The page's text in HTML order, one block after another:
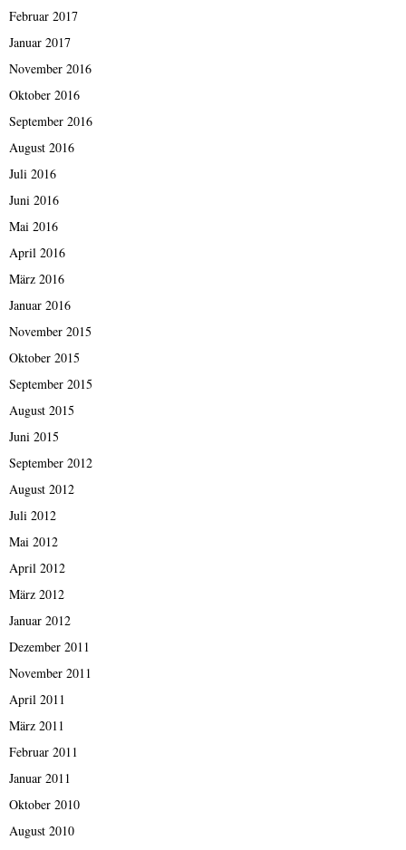
Februar 2017
Januar 2017
November 2016
Oktober 2016
September 2016
August 2016
Juli 2016
Juni 2016
Mai 2016
April 2016
März 2016
Januar 2016
November 2015
Oktober 2015
September 2015
August 2015
Juni 2015
September 2012
August 2012
Juli 2012
Mai 2012
April 2012
März 2012
Januar 2012
Dezember 2011
November 2011
April 2011
März 2011
Februar 2011
Januar 2011
Oktober 2010
August 2010